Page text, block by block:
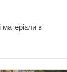
матеріали в